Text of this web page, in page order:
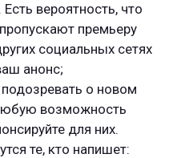
вероятность, что
премьеру
социальных сетях
анонс;
о новом
возможность
для них.
те, кто напишет: